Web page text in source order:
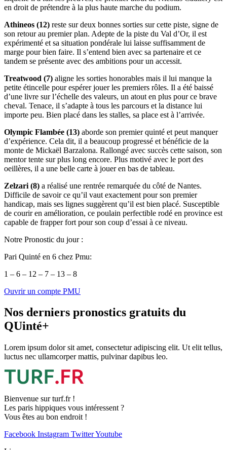
en droit de prétendre à la plus haute marche du podium.
Athineos (12) reste sur deux bonnes sorties sur cette piste, signe de
son retour au premier plan. Adepte de la piste du Val d’Or, il est
expérimenté et sa situation pondérale lui laisse suffisamment de
marge pour bien faire. Il s’entend bien avec sa partenaire et ce
tandem se présente avec des ambitions pour un accessit.
Treatwood (7) aligne les sorties honorables mais il lui manque la
petite étincelle pour espérer jouer les premiers rôles. Il a été baissé
d’une livre sur l’échelle des valeurs, un atout en plus pour ce brave
cheval. Tenace, il s’adapte à tous les parcours et la distance lui
importe peu. Bien placé dans les stalles, sa place est à l’arrivée.
Olympic Flambée (13) aborde son premier quinté et peut manquer
d’expérience. Cela dit, il a beaucoup progressé et bénéficie de la
monte de Mickaël Barzalona. Rallongé avec succès cette saison, son
mentor tente sur plus long encore. Plus motivé avec le port des
oeillères, il a une belle carte à jouer en bas de tableau.
Zelzari (8) a réalisé une rentrée remarquée du côté de Nantes.
Difficile de savoir ce qu’il vaut exactement pour son premier
handicap, mais ses lignes suggèrent qu’il est bien placé. Susceptible
de courir en amélioration, ce poulain perfectible rodé en province est
capable de frapper fort pour son coup d’essai à ce niveau.
Notre Pronostic du jour :
Pari Quinté en 6 chez Pmu:
1 – 6 – 12 – 7 – 13 – 8
Ouvrir un compte PMU
Nos derniers pronostics gratuits du
QUinté+
Lorem ipsum dolor sit amet, consectetur adipiscing elit. Ut elit tellus,
luctus nec ullamcorper mattis, pulvinar dapibus leo.
Bienvenue sur turf.fr !
Les paris hippiques vous intéressent ?
Vous êtes au bon endroit !
Facebook Instagram TwitterYoutube